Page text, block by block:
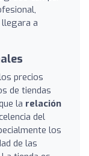
a
precios
de tiendas
la relación
del
los
de las